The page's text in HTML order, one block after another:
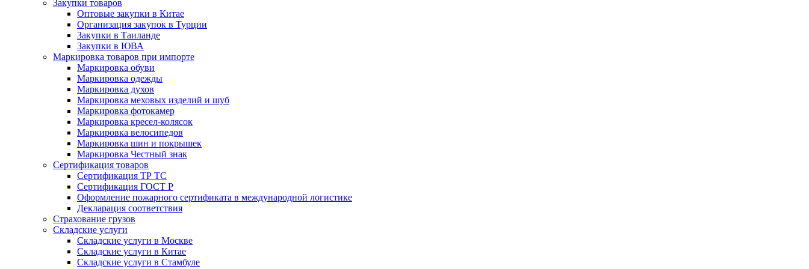
Закупки товаров
Оптовые закупки в Китае
Организация закупок в Турции
Закупки в Таиланде
Закупки в ЮВА
Маркировка товаров при импорте
Маркировка обуви
Маркировка одежды
Маркировка духов
Маркировка меховых изделий и шуб
Маркировка фотокамер
Маркировка кресел-колясок
Маркировка велосипедов
Маркировка шин и покрышек
Маркировка Честный знак
Сертификация товаров
Сертификация ТР ТС
Сертификация ГОСТ Р
Оформление пожарного сертификата в международной логистике
Декларация соответствия
Страхование грузов
Складские услуги
Складские услуги в Москве
Складские услуги в Китае
Складские услуги в Стамбуле